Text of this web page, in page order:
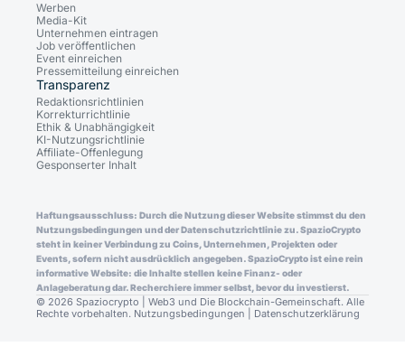
Werben
Media-Kit
Unternehmen eintragen
Job veröffentlichen
Event einreichen
Pressemitteilung einreichen
Transparenz
Redaktionsrichtlinien
Korrekturrichtlinie
Ethik & Unabhängigkeit
KI-Nutzungsrichtlinie
Affiliate-Offenlegung
Gesponserter Inhalt
Haftungsausschluss: Durch die Nutzung dieser Website stimmst du den
Nutzungsbedingungen und der Datenschutzrichtlinie zu. SpazioCrypto
steht in keiner Verbindung zu Coins, Unternehmen, Projekten oder
Events, sofern nicht ausdrücklich angegeben. SpazioCrypto ist eine rein
informative Website: die Inhalte stellen keine Finanz- oder
Anlageberatung dar. Recherchiere immer selbst, bevor du investierst.
© 2026 Spaziocrypto | Web3 und Die Blockchain-Gemeinschaft. Alle
Rechte vorbehalten. Nutzungsbedingungen Datenschutzerklärung